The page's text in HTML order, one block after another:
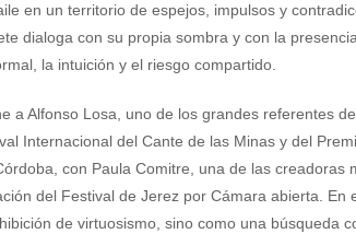
en un territorio de espejos, impulsos y
dialoga con su propia sombra y con la
la intuición y el riesgo compartido.
a Alfonso Losa, uno de los grandes referentes
Internacional del Cante de las Minas y del
con Paula Comitre, una de las creadoras
del Festival de Jerez por Cámara abierta.
de virtuosismo, sino como una búsqueda